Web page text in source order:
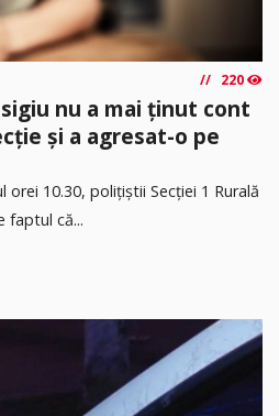
220
nu a mai ținut cont
și a agresat-o pe
10.30, polițiștii Secției 1 Rurală
faptul că...